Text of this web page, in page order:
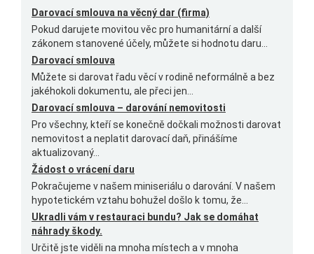
Darovací smlouva na věcný dar (firma)
Pokud darujete movitou věc pro humanitární a další
zákonem stanovené účely, můžete si hodnotu daru...
Darovací smlouva
Můžete si darovat řadu věcí v rodině neformálně a bez
jakéhokoli dokumentu, ale přeci jen...
Darovací smlouva – darování nemovitosti
Pro všechny, kteří se konečně dočkali možnosti darovat
nemovitost a neplatit darovací daň, přinášíme
aktualizovaný...
Žádost o vrácení daru
Pokračujeme v našem miniseriálu o darování. V našem
hypotetickém vztahu bohužel došlo k tomu, že...
Ukradli vám v restauraci bundu? Jak se domáhat
náhrady škody.
Určitě jste viděli na mnoha místech a v mnoha